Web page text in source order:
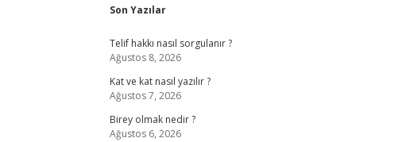
Sidebar
Son Yazılar
Telif hakkı nasıl sorgulanır ?
Ağustos 8, 2026
Kat ve kat nasıl yazılır ?
Ağustos 7, 2026
Birey olmak nedir ?
Ağustos 6, 2026